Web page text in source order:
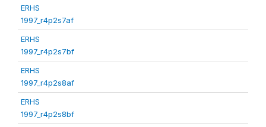
ERHS
1997_r4p2s7af
ERHS
1997_r4p2s7bf
ERHS
1997_r4p2s8af
ERHS
1997_r4p2s8bf